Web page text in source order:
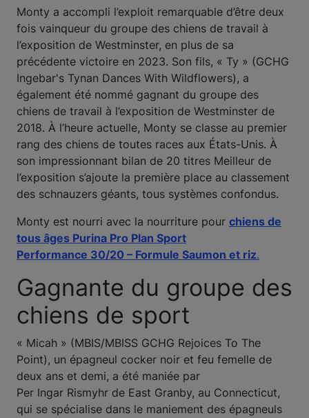
Monty a accompli l’exploit remarquable d’être deux
fois vainqueur du groupe des chiens de travail à
l’exposition de Westminster, en plus de sa
précédente victoire en 2023. Son fils, « Ty » (GCHG
Ingebar's Tynan Dances With Wildflowers), a
également été nommé gagnant du groupe des
chiens de travail à l’exposition de Westminster de
2018. À l’heure actuelle, Monty se classe au premier
rang des chiens de toutes races aux États-Unis. À
son impressionnant bilan de 20 titres Meilleur de
l’exposition s’ajoute la première place au classement
des schnauzers géants, tous systèmes confondus.
Monty est nourri avec la nourriture pour chiens de
tous âges Purina Pro Plan Sport
Performance 30/20 – Formule Saumon et riz.
Gagnante du groupe des
chiens de sport
« Micah » (MBIS/MBISS GCHG Rejoices To The
Point), un épagneul cocker noir et feu femelle de
deux ans et demi, a été maniée par
Per Ingar Rismyhr de East Granby, au Connecticut,
qui se spécialise dans le maniement des épagneuls